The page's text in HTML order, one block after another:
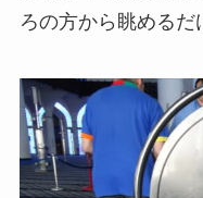
ろの方から眺めるだ